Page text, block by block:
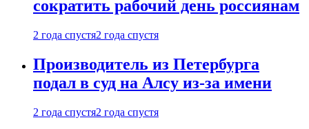
сократить рабочий день россиянам
2 года спустя2 года спустя
Производитель из Петербурга
подал в суд на Алсу из-за имени
2 года спустя2 года спустя